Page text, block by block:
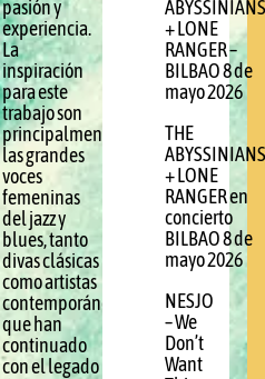
pasión y
experiencia.
La
inspiración
para este
trabajo son
principalmente
las grandes
voces
femeninas
del jazz y
blues, tanto
divas clásicas
como artistas
contemporáneas
que han
continuado
con el legado
ABYSSINIANS
+ LONE
RANGER –
BILBAO 8 de
mayo 2026
THE
ABYSSINIANS
+ LONE
RANGER en
concierto
BILBAO 8 de
mayo 2026
NESJO
– We
Don’t
Want